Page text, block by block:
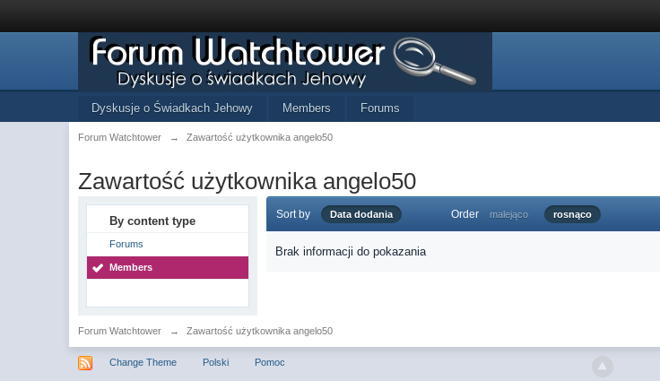
Dyskusje o Świadkach Jehowy Members Forums
Forum Watchtower → Zawartość użytkownika angelo50
Zawartość użytkownika angelo50
By content type
Forums
Members
Sort by Data dodania Order malejąco rosnąco
Brak informacji do pokazania
Forum Watchtower → Zawartość użytkownika angelo50
Change Theme Polski Pomoc